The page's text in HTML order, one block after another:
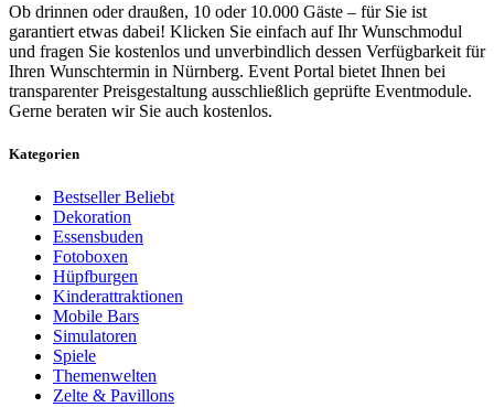
Ob drinnen oder draußen, 10 oder 10.000 Gäste – für Sie ist
garantiert etwas dabei! Klicken Sie einfach auf Ihr Wunschmodul
und fragen Sie kostenlos und unverbindlich dessen Verfügbarkeit für
Ihren Wunschtermin in Nürnberg. Event Portal bietet Ihnen bei
transparenter Preisgestaltung ausschließlich geprüfte Eventmodule.
Gerne beraten wir Sie auch kostenlos.
Kategorien
BestsellerBeliebt
Dekoration
Essensbuden
Fotoboxen
Hüpfburgen
Kinderattraktionen
Mobile Bars
Simulatoren
Spiele
Themenwelten
Zelte & Pavillons